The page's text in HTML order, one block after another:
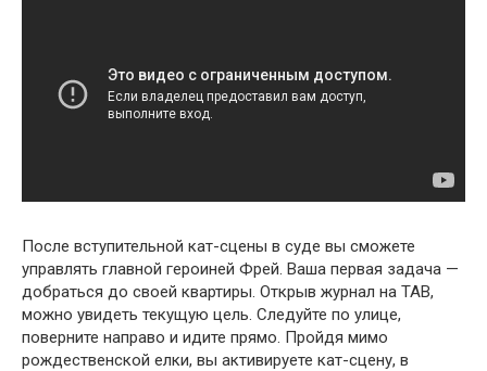
После вступительной кат-сцены в суде вы сможете
управлять главной героиней Фрей. Ваша первая задача —
добраться до своей квартиры. Открыв журнал на TAB,
можно увидеть текущую цель. Следуйте по улице,
поверните направо и идите прямо. Пройдя мимо
рождественской елки, вы активируете кат-сцену, в